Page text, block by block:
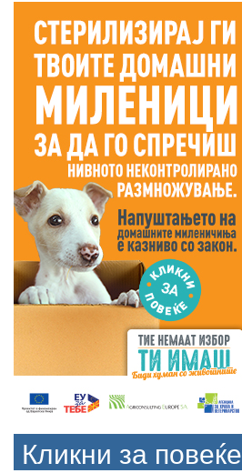
Кликни за повеќе